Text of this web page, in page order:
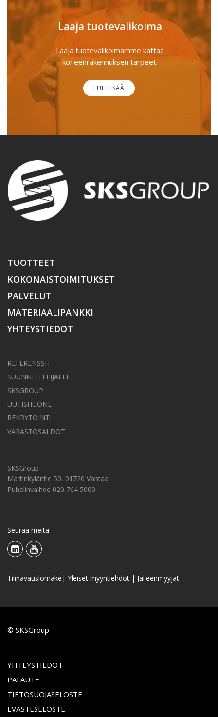
Laaja tuotevalikoima
Laaja tuotevalikoimamme kattaa
koneenrakennuksen tarpeet.
LUE LISÄÄ
TUOTTEET
KOKONAISTOIMITUKSET
PALVELUT
MATERIAALIPANKKI
YHTEYSTIEDOT
REFERENSSIT
SUUNNITTELIJALLE
SKSGROUP
UUTISHUONE
REKRYTOINTI
VARASTOSALDOT
SKSGroup
Martinkyläntie 50, 01720 Vantaa
Puhelinvaihde 020 764 5000
Seuraa meitä:
Tilinavauslomake | Yleiset myyntiehdot | Jälleenmyyjät
© SKSGroup
YHTEYSTIEDOT
PALAUTE
TIETOSUOJASELOSTE
EVÄSTESELOSTE